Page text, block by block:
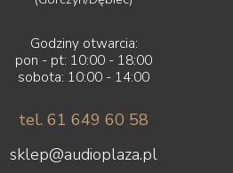
Godziny otwarcia:
pon - pt: 10:00 - 18:00
sobota: 10:00 - 14:00
tel. 61 649 60 58
sklep@audioplaza.pl